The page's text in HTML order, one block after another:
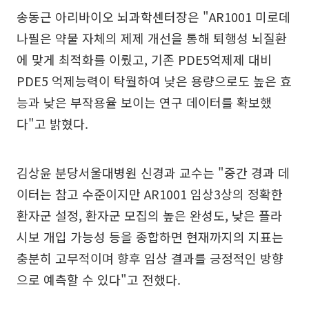
송동근 아리바이오 뇌과학센터장은 "AR1001 미로데
나필은 약물 자체의 제제 개선을 통해 퇴행성 뇌질환
에 맞게 최적화를 이뤘고, 기존 PDE5억제제 대비
PDE5 억제능력이 탁월하여 낮은 용량으로도 높은 효
능과 낮은 부작용율 보이는 연구 데이터를 확보했
다"고 밝혔다.
김상윤 분당서울대병원 신경과 교수는 "중간 경과 데
이터는 참고 수준이지만 AR1001 임상3상의 정확한
환자군 설정, 환자군 모집의 높은 완성도, 낮은 플라
시보 개입 가능성 등을 종합하면 현재까지의 지표는
충분히 고무적이며 향후 임상 결과를 긍정적인 방향
으로 예측할 수 있다"고 전했다.